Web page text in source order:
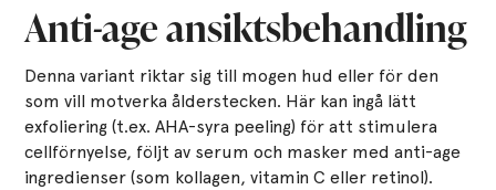
Anti-age ansiktsbehandling
Denna variant riktar sig till mogen hud eller för den
som vill motverka ålderstecken. Här kan ingå lätt
exfoliering (t.ex. AHA-syra peeling) för att stimulera
cellförnyelse, följt av serum och masker med anti-age
ingredienser (som kollagen, vitamin C eller retinol).